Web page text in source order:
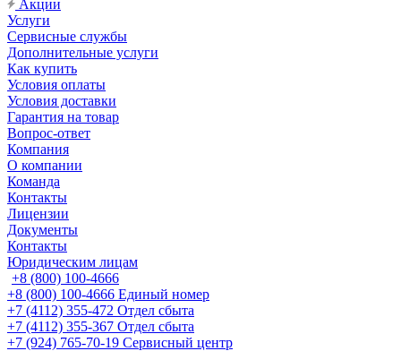
Акции
Услуги
Сервисные службы
Дополнительные услуги
Как купить
Условия оплаты
Условия доставки
Гарантия на товар
Вопрос-ответ
Компания
О компании
Команда
Контакты
Лицензии
Документы
Контакты
Юридическим лицам
+8 (800) 100-4666
+8 (800) 100-4666 Единый номер
+7 (4112) 355-472 Отдел сбыта
+7 (4112) 355-367 Отдел сбыта
+7 (924) 765-70-19 Сервисный центр